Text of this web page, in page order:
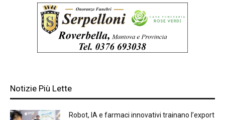
Notizie Più Lette
Robot, IA e farmaci innovativi trainano l’export